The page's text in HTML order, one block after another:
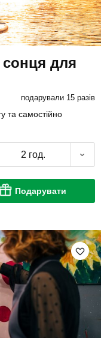
сонця для
подарували 15 разів
та самостійно
2 год.
Подарувати